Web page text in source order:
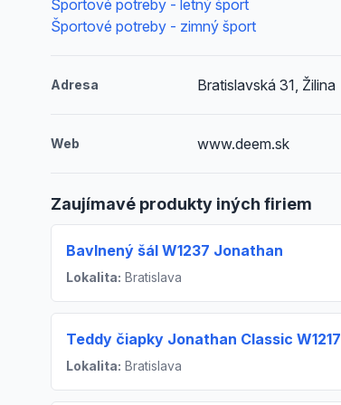
Športové potreby - letný šport
Športové potreby - zimný šport
Adresa Bratislavská 31, Žilina
Web www.deem.sk
Zaujímavé produkty iných firiem
Bavlnený šál W1237 Jonathan
Lokalita: Bratislava
Teddy čiapky Jonathan Classic W1217
Lokalita: Bratislava